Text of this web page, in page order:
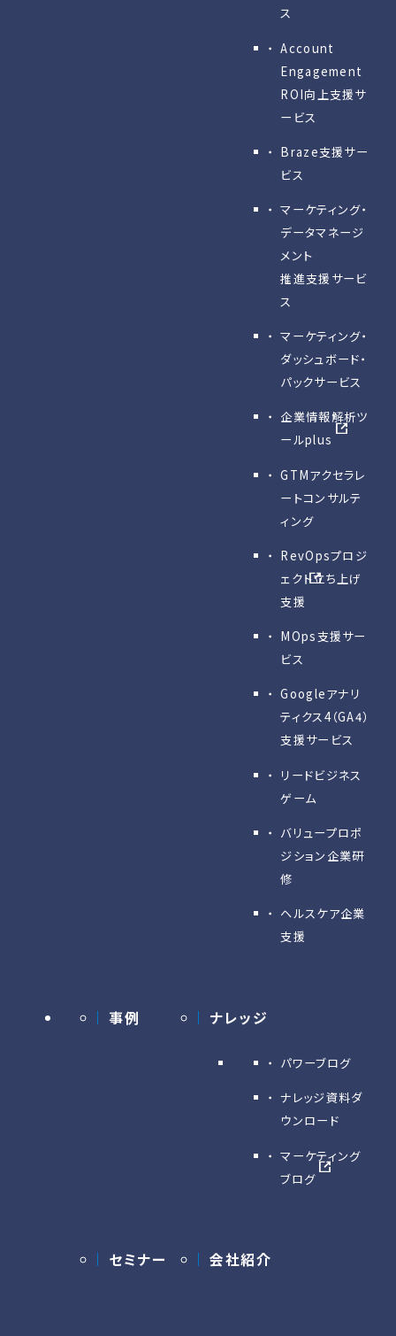
ス
Account
Engagement
ROI向上支援サ
ービス
Braze支援サー
ビス
マーケティング・
データマネージ
メント
推進支援サービ
ス
マーケティング・
ダッシュボード・
パックサービス
企業情報解析ツ
ールplus
GTMアクセラレ
ートコンサルテ
ィング
RevOpsプロジ
ェクト立ち上げ
支援
MOps支援サー
ビス
Googleアナリ
ティクス4（GA4）
支援サービス
リードビジネス
ゲーム
バリュープロポ
ジション企業研
修
ヘルスケア企業
支援
事例 ナレッジ
パワーブログ
ナレッジ資料ダ
ウンロード
マーケティング
ブログ
セミナー 会社紹介